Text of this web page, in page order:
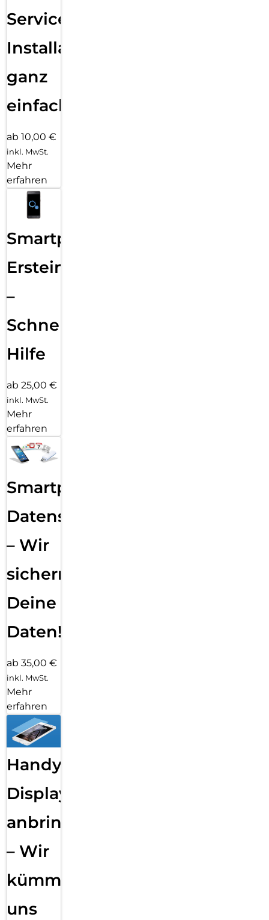
Services
Installation
ganz
einfach
ab 10,00 €
inkl. MwSt.
Mehr
erfahren
Smartphone
Ersteinrichtung
–
Schnelle
Hilfe
ab 25,00 €
inkl. MwSt.
Mehr
erfahren
Smartphone
Datensicherung
– Wir
sichern
Deine
Daten!
ab 35,00 €
inkl. MwSt.
Mehr
erfahren
Handy
Displayfolie
anbringen
– Wir
kümmern
uns